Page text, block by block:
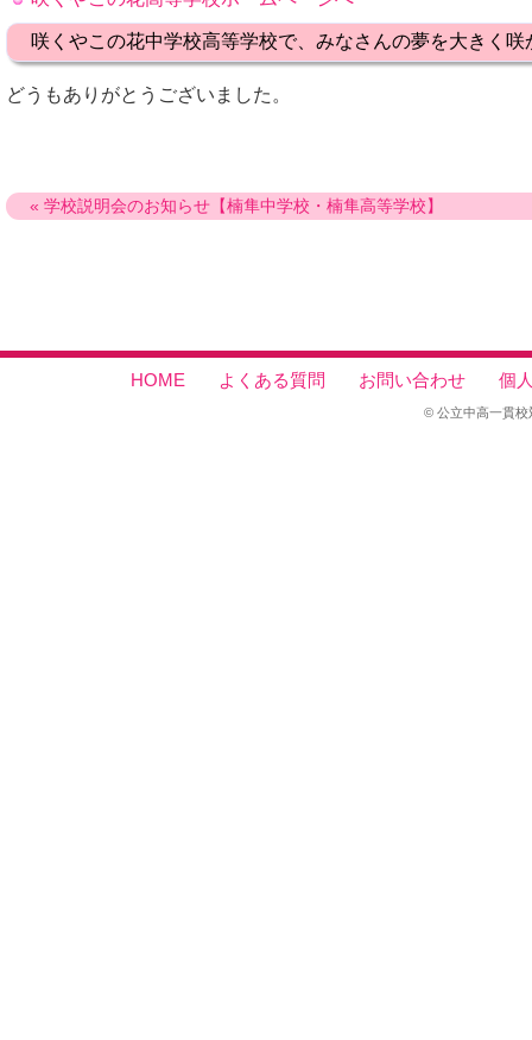
咲くやこの花中学校高等学校で、みなさんの夢を大きく咲
どうもありがとうございました。
« 学校説明会のお知らせ【楠隼中学校・楠隼高等学校】
HOME よくある質問 お問い合わせ 個
© 公立中高一貫校